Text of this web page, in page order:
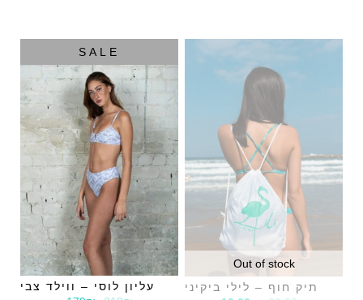
Out of stock
תיק חוף – לילי ביקיני
SALE
עליון לוסי – ווילד צבי